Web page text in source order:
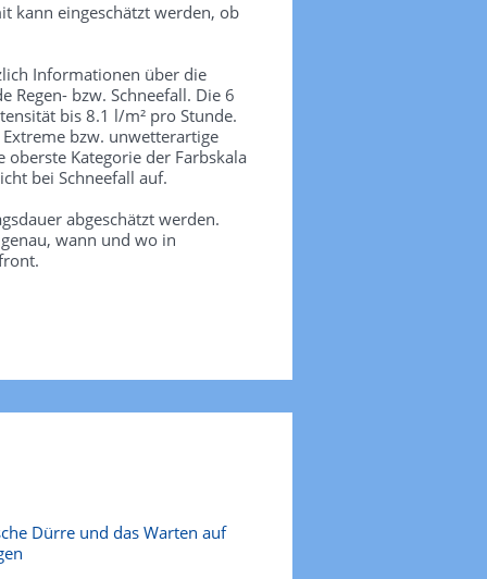
kann eingeschätzt werden, ob
Informationen über die
Regen- bzw. Schneefall. Die 6
bis 8.1 l/m² pro Stunde.
bzw. unwetterartige
Kategorie der Farbskala
bei Schneefall auf.
abgeschätzt werden.
wann und wo in
Dürre und das Warten auf